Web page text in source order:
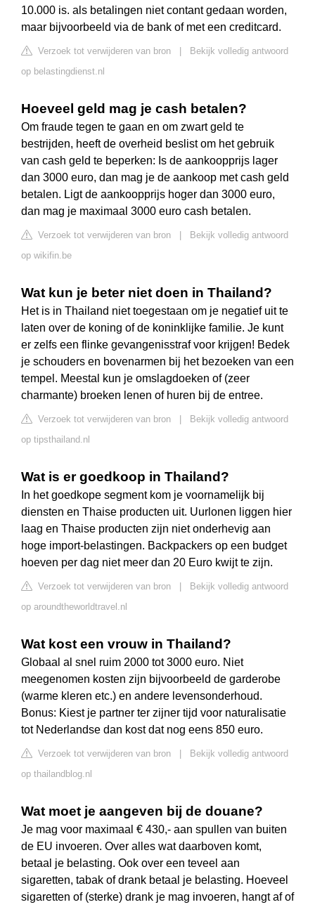
10.000 is. als betalingen niet contant gedaan worden,
maar bijvoorbeeld via de bank of met een creditcard.
Verzoek tot verwijderen van bron
Bekijk volledig antwoord
op belastingdienst.nl
Hoeveel geld mag je cash betalen?
Om fraude tegen te gaan en om zwart geld te
bestrijden, heeft de overheid beslist om het gebruik
van cash geld te beperken: Is de aankoopprijs lager
dan 3000 euro, dan mag je de aankoop met cash geld
betalen. Ligt de aankoopprijs hoger dan 3000 euro,
dan mag je maximaal 3000 euro cash betalen.
Verzoek tot verwijderen van bron
Bekijk volledig antwoord
op wikifin.be
Wat kun je beter niet doen in Thailand?
Het is in Thailand niet toegestaan om je negatief uit te
laten over de koning of de koninklijke familie. Je kunt
er zelfs een flinke gevangenisstraf voor krijgen! Bedek
je schouders en bovenarmen bij het bezoeken van een
tempel. Meestal kun je omslagdoeken of (zeer
charmante) broeken lenen of huren bij de entree.
Verzoek tot verwijderen van bron
Bekijk volledig antwoord
op tipsthailand.nl
Wat is er goedkoop in Thailand?
In het goedkope segment kom je voornamelijk bij
diensten en Thaise producten uit. Uurlonen liggen hier
laag en Thaise producten zijn niet onderhevig aan
hoge import-belastingen. Backpackers op een budget
hoeven per dag niet meer dan 20 Euro kwijt te zijn.
Verzoek tot verwijderen van bron
Bekijk volledig antwoord
op aroundtheworldtravel.nl
Wat kost een vrouw in Thailand?
Globaal al snel ruim 2000 tot 3000 euro. Niet
meegenomen kosten zijn bijvoorbeeld de garderobe
(warme kleren etc.) en andere levensonderhoud.
Bonus: Kiest je partner ter zijner tijd voor naturalisatie
tot Nederlandse dan kost dat nog eens 850 euro.
Verzoek tot verwijderen van bron
Bekijk volledig antwoord
op thailandblog.nl
Wat moet je aangeven bij de douane?
Je mag voor maximaal € 430,- aan spullen van buiten
de EU invoeren. Over alles wat daarboven komt,
betaal je belasting. Ook over een teveel aan
sigaretten, tabak of drank betaal je belasting. Hoeveel
sigaretten of (sterke) drank je mag invoeren, hangt af of